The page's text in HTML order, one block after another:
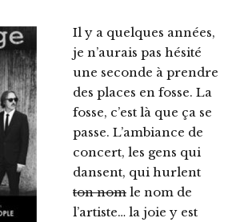
Il y a quelques années,
je n’aurais pas hésité
une seconde à prendre
des places en fosse. La
fosse, c’est là que ça se
passe. L’ambiance de
concert, les gens qui
dansent, qui hurlent
ton nom le nom de
l’artiste… la joie y est